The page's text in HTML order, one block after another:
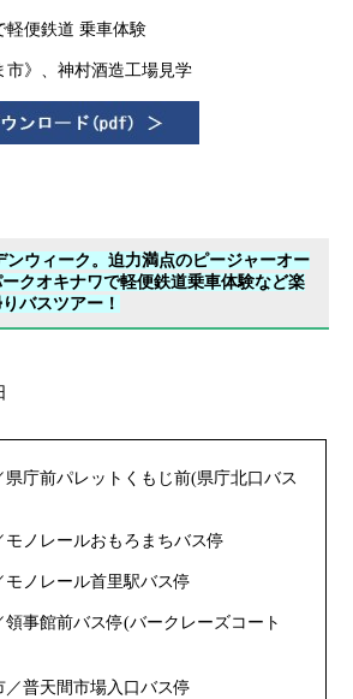
軽便鉄道 乗⾞体験
市》、神村酒造⼯場⾒学
ンウィーク。迫力満点のピージャーオー
クオキナワで軽便鉄道乗車体験など楽
バスツアー！
庁前パレットくもじ前(県庁北口バス
ノレールおもろまちバス停
ノレール首里駅バス停
事館前バス停(バークレーズコート
普天間市場入口バス停